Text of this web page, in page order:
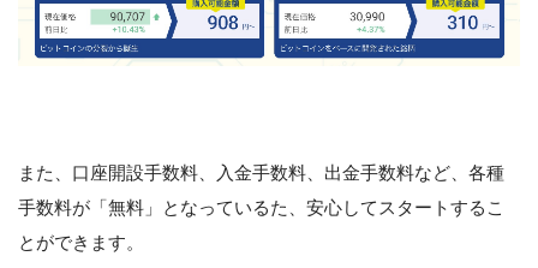
また、口座開設手数料、入金手数料、出金手数料など、各種
手数料が「無料」となっているた、安心してスタートするこ
とができます。